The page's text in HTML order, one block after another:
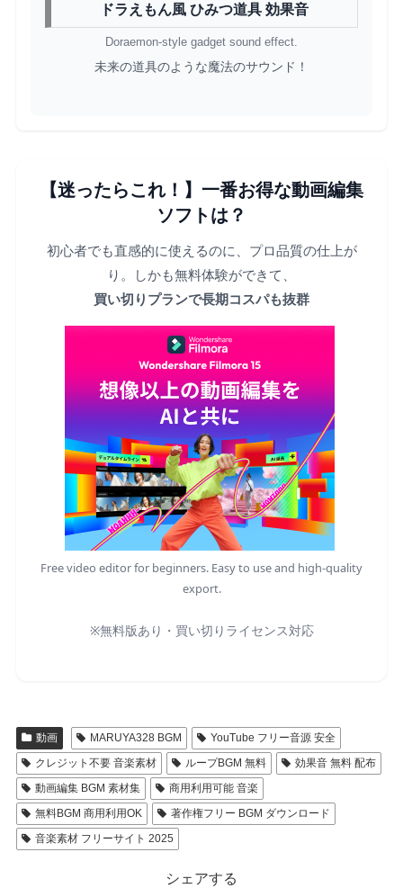
ドラえもん風 ひみつ道具 効果音
Doraemon-style gadget sound effect.
未来の道具のような魔法のサウンド！
【迷ったらこれ！】一番お得な動画編集
ソフトは？
初心者でも直感的に使えるのに、プロ品質の仕上が
り。しかも無料体験ができて、
買い切りプランで長期コスパも抜群
Free video editor for beginners. Easy to use and high-quality
export.
※無料版あり・買い切りライセンス対応
動画 MARUYA328 BGM
YouTube フリー音源 安全
クレジット不要 音楽素材
ループBGM 無料
効果音 無料 配布
動画編集 BGM 素材集
商用利用可能 音楽
無料BGM 商用利用OK
著作権フリー BGM ダウンロード
音楽素材 フリーサイト 2025
シェアする